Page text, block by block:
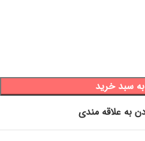
سبد خرید
به علاقه مندی